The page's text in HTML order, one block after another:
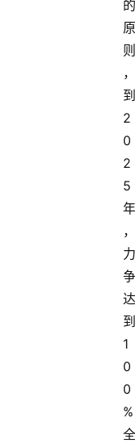
的
原
则
，
到
2
0
2
5
年
，
力
争
达
到
1
0
0
%
全